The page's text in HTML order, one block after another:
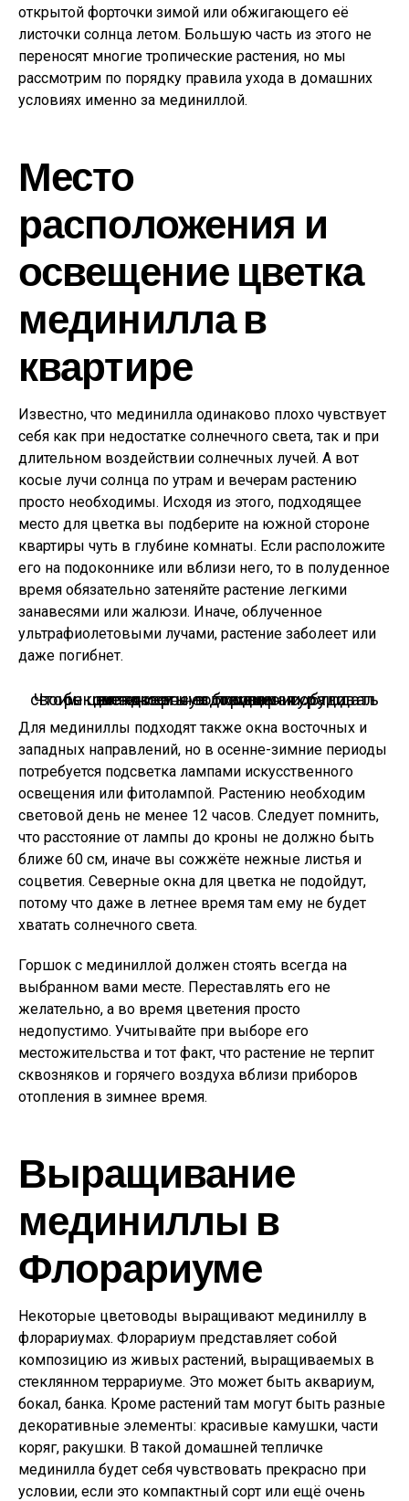
открытой форточки зимой или обжигающего её
листочки солнца летом. Большую часть из этого не
переносят многие тропические растения, но мы
рассмотрим по порядку правила ухода в домашних
условиях именно за мединиллой.
Место
расположения и
освещение цветка
мединилла в
квартире
Известно, что мединилла одинаково плохо чувствует
себя как при недостатке солнечного света, так и при
длительном воздействии солнечных лучей. А вот
косые лучи солнца по утрам и вечерам растению
просто необходимы. Исходя из этого, подходящее
место для цветка вы подберите на южной стороне
квартиры чуть в глубине комнаты. Если расположите
его на подоконнике или вблизи него, то в полуденное
время обязательно затеняйте растение легкими
занавесями или жалюзи. Иначе, облученное
ультрафиолетовыми лучами, растение заболеет или
даже погибнет.
Чтобы цветок рос здоровым и радовал своим цветением необходимо соблюдать рекомендованную температуру и влажность в помещении.
Для мединиллы подходят также окна восточных и
западных направлений, но в осенне-зимние периоды
потребуется подсветка лампами искусственного
освещения или фитолампой. Растению необходим
световой день не менее 12 часов. Следует помнить,
что расстояние от лампы до кроны не должно быть
ближе 60 см, иначе вы сожжёте нежные листья и
соцветия. Северные окна для цветка не подойдут,
потому что даже в летнее время там ему не будет
хватать солнечного света.
Горшок с мединиллой должен стоять всегда на
выбранном вами месте. Переставлять его не
желательно, а во время цветения просто
недопустимо. Учитывайте при выборе его
местожительства и тот факт, что растение не терпит
сквозняков и горячего воздуха вблизи приборов
отопления в зимнее время.
Выращивание
мединиллы в
Флорариуме
Некоторые цветоводы выращивают мединиллу в
флорариумах. Флорариум представляет собой
композицию из живых растений, выращиваемых в
стеклянном террариуме. Это может быть аквариум,
бокал, банка. Кроме растений там могут быть разные
декоративные элементы: красивые камушки, части
коряг, ракушки. В такой домашней тепличке
мединилла будет себя чувствовать прекрасно при
условии, если это компактный сорт или ещё очень